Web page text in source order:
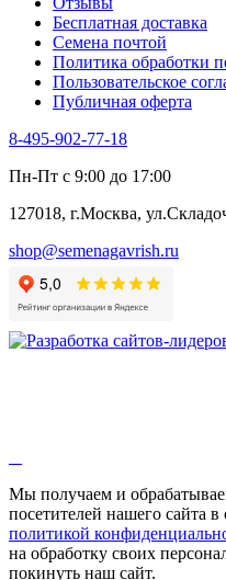
Бесплатная доставка
Семена почтой
Политика обработки
Пользовательское
Публичная оферта
8-495-902-77-18
Пн-Пт с 9:00 до 17:00
127018, г.Москва,
shop@semenagavrish.ru
Мы получаем и
посетителей нашего сайта в
политикой
на обработку своих
покинуть наш сайт.